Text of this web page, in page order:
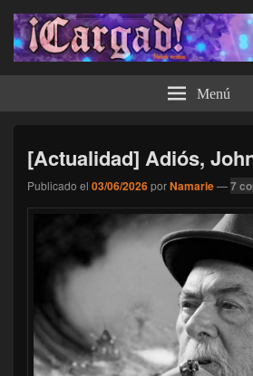
¡Cargad! Menú
[Actualidad] Adiós,
Publicado el 03/06/2026porNamarie—7